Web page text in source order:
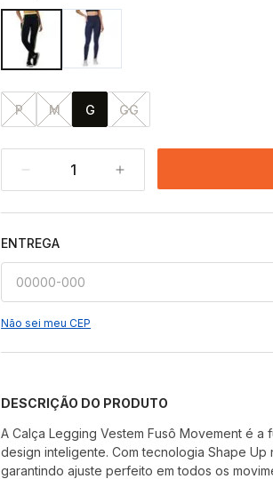
P M G GG
1
ENTREGA
Não sei meu CEP
DESCRIÇÃO DO PRODUTO
A Calça Legging Vestem Fusô Movement é
design inteligente. Com tecnologia Shape
garantindo ajuste perfeito em todos os